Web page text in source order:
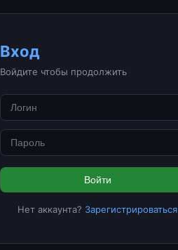
Вход
Войдите чтобы продолжить
Войти
Нет аккаунта? Зарегистрироваться